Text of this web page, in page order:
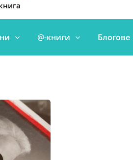
@-книги Блогове